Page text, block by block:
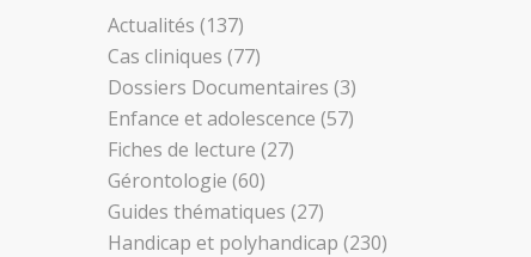
Actualités (137)
Cas cliniques (77)
Dossiers Documentaires (3)
Enfance et adolescence (57)
Fiches de lecture (27)
Gérontologie (60)
Guides thématiques (27)
Handicap et polyhandicap (230)